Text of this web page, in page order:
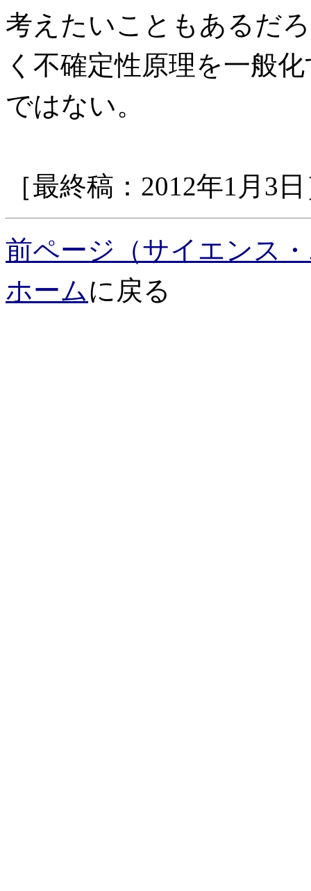
考えたいこともあるだ
く不確定性原理を一般
ではない。
［最終稿：2012年1月3
前ページ（サイエンス
ホームに戻る